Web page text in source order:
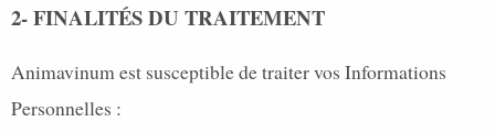
2- FINALITÉS DU TRAITEMENT
Animavinum est susceptible de traiter vos Informations
Personnelles :